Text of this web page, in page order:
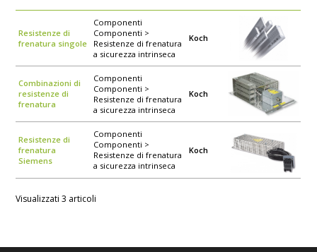
Resistenze di
frenatura singole
Componenti
Componenti >
Resistenze di frenatura
a sicurezza intrinseca
Koch
Combinazioni di
resistenze di
frenatura
Componenti
Componenti >
Resistenze di frenatura
a sicurezza intrinseca
Koch
Resistenze di
frenatura
Siemens
Componenti
Componenti >
Resistenze di frenatura
a sicurezza intrinseca
Koch
Visualizzati 3 articoli